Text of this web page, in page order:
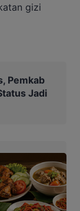
gizi
Pemkab
Jadi